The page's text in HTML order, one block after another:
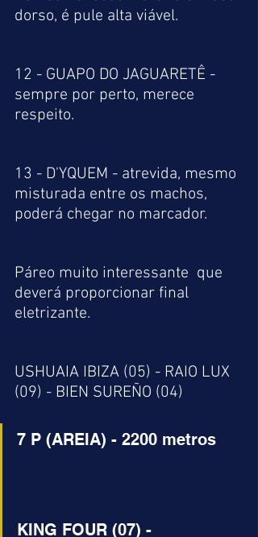
dorso, é pule alta viável.
12 - GUAPO DO JAGUARETÊ -
sempre por perto, merece
respeito.
13 - D'YQUEM - atrevida, mesmo
misturada entre os machos,
poderá chegar no marcador.
Páreo muito interessante  que
deverá proporcionar final
eletrizante.
USHUAIA IBIZA (05) - RAIO LUX
(09) - BIEN SUREÑO (04)
7 P (AREIA) - 2200 metros
KING FOUR (07) -